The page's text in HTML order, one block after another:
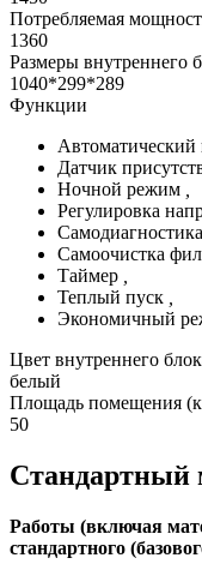
Потребляемая
1360
Размеры
1040*299*289
Функции
Автоматический
Датчик
Ночной режим
Регулировка
Самодиагностика
Самоочистка
Таймер
Теплый пуск
Экономичный
Цвет внутреннего
белый
Площадь помещения
50
Стандартный
Работы (включая
стандартного